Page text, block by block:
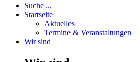
Suche ...
Startseite
Aktuelles
Termine & Veranstaltungen
Wir sind